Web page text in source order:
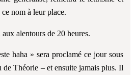
nom à leur place.
alentours de 20 heures.
haha » sera proclamé ce jour sous
de Théorie – et ensuite jamais plus. Il